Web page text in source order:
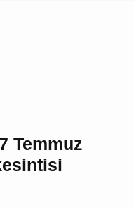
7
elektrik
yerler